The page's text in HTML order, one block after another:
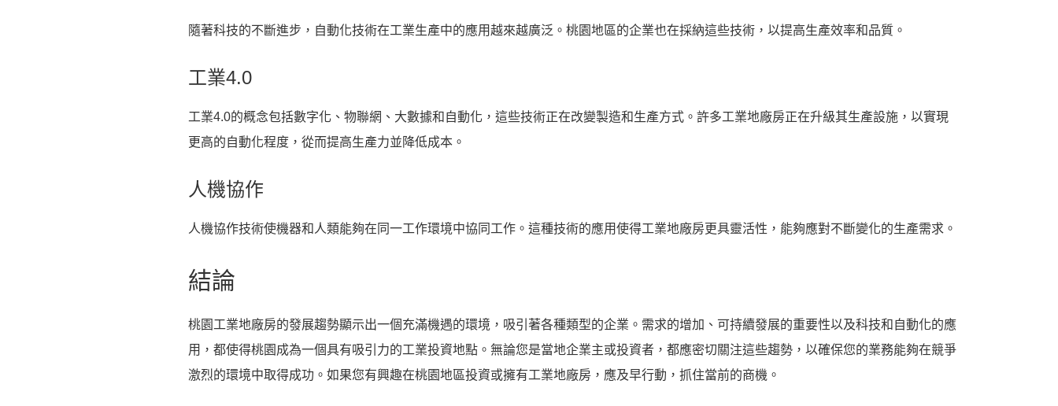
隨著科技的不斷進步，自動化技術在工業生產中的應用越來越廣泛。桃園地區的企業也在採納這些技術，以提高生產效率和品質。
工業4.0
工業4.0的概念包括數字化、物聯網、大數據和自動化，這些技術正在改變製造和生產方式。許多工業地廠房正在升級其生產設施，以實現
更高的自動化程度，從而提高生產力並降低成本。
人機協作
人機協作技術使機器和人類能夠在同一工作環境中協同工作。這種技術的應用使得工業地廠房更具靈活性，能夠應對不斷變化的生產需求。
結論
桃園工業地廠房的發展趨勢顯示出一個充滿機遇的環境，吸引著各種類型的企業。需求的增加、可持續發展的重要性以及科技和自動化的應
用，都使得桃園成為一個具有吸引力的工業投資地點。無論您是當地企業主或投資者，都應密切關注這些趨勢，以確保您的業務能夠在競爭
激烈的環境中取得成功。如果您有興趣在桃園地區投資或擁有工業地廠房，應及早行動，抓住當前的商機。